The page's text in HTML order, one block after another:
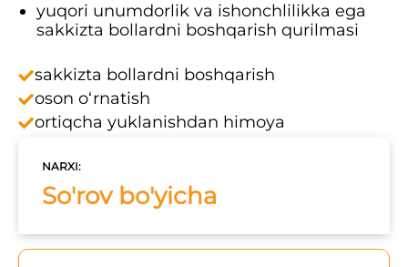
yuqori unumdorlik va ishonchlilikka ega
sakkizta bollardni boshqarish qurilmasi
sakkizta bollardni boshqarish
oson o‘rnatish
ortiqcha yuklanishdan himoya
NARXI:
So'rov bo'yicha